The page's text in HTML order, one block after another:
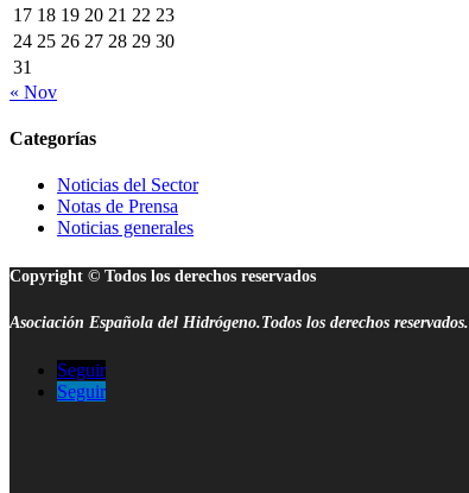
17 18 19 20 21 22 23
24 25 26 27 28 29 30
31
« Nov
Categorías
Noticias del Sector
Notas de Prensa
Noticias generales
Copyright © Todos los derechos reservados
Asociación Española del Hidrógeno.Todos los derechos reservados.
Seguir
Seguir